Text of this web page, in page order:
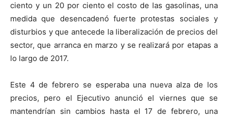
ciento y un 20 por ciento el costo de las gasolinas, una
medida que desencadenó fuerte protestas sociales y
disturbios y que antecede la liberalización de precios del
sector, que arranca en marzo y se realizará por etapas a
lo largo de 2017.
Este 4 de febrero se esperaba una nueva alza de los
precios, pero el Ejecutivo anunció el viernes que se
mantendrían sin cambios hasta el 17 de febrero, una